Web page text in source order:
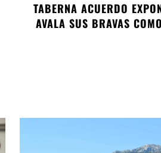
TABERNA ACUERDO
AVALA SUS BRAVAS